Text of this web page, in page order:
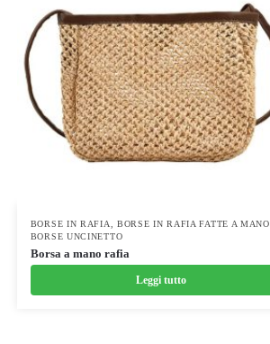
BORSE IN RAFIA BORSE IN RAFIA FATTE A MANO
BORSE UNCINETTO
Borsa a mano rafia
Leggi tutto